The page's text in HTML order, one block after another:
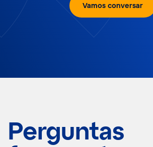
Vamos conversar
Perguntas